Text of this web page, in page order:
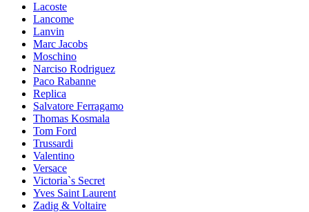
Lacoste
Lancome
Lanvin
Marc Jacobs
Moschino
Narciso Rodriguez
Paco Rabanne
Replica
Salvatore Ferragamo
Thomas Kosmala
Tom Ford
Trussardi
Valentino
Versace
Victoria`s Secret
Yves Saint Laurent
Zadig & Voltaire